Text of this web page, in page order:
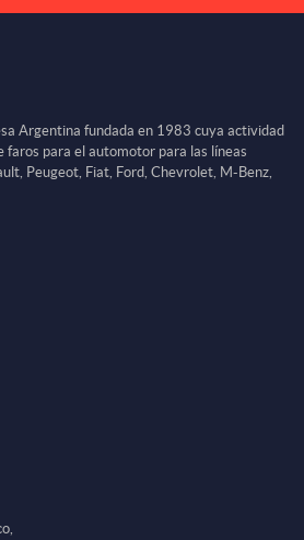
Argentina fundada en 1983 cuya actividad
faros para el automotor para las líneas
Peugeot, Fiat, Ford, Chevrolet, M-Benz,